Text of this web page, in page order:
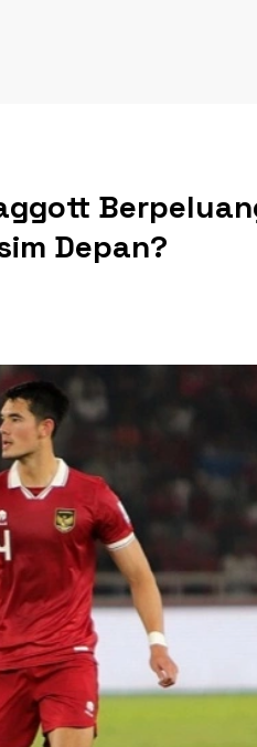
Depan?